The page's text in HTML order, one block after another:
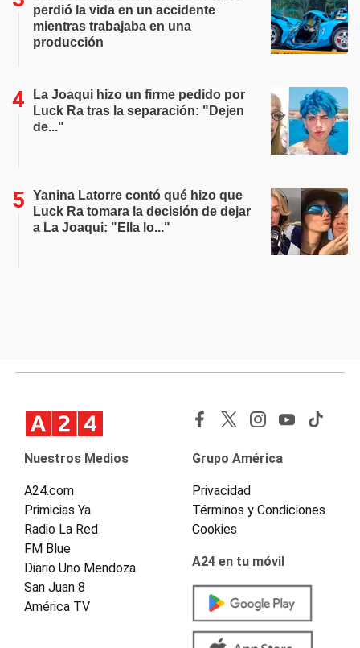
perdió la vida en un accidente
mientras trabajaba en una
producción
La Joaqui hizo un firme pedido por
Luck Ra tras la separación: "Dejen
de..."
Yanina Latorre contó qué hizo que
Luck Ra tomara la decisión de dejar
a La Joaqui: "Ella lo..."
Nuestros Medios
A24.com
Primicias Ya
Radio La Red
FM Blue
Diario Uno Mendoza
San Juan 8
América TV
Grupo América
Privacidad
Términos y Condiciones
Cookies
A24 en tu móvil